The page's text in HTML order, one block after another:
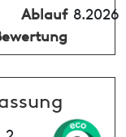
Ablauf 8.2026